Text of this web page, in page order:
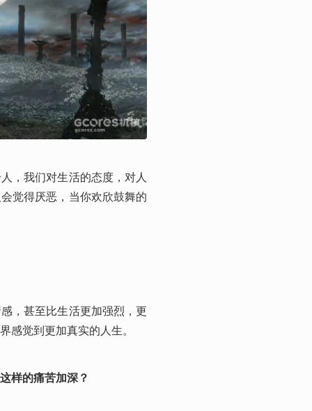
，我们对生活的态度，对人
觉得厌恶，当你欢欣鼓舞的
，甚至比生活更加强烈，更
感觉到更加真实的人生。
样的痛苦加深？